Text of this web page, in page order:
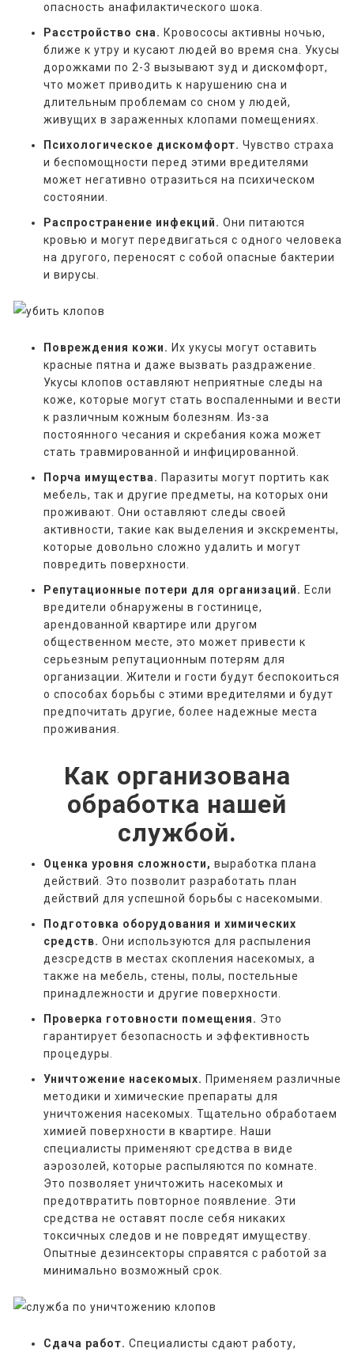
опасность анафилактического шока.
Расстройство сна. Кровососы активны ночью,
ближе к утру и кусают людей во время сна. Укусы
дорожками по 2-3 вызывают зуд и дискомфорт,
что может приводить к нарушению сна и
длительным проблемам со сном у людей,
живущих в зараженных клопами помещениях.
Психологическое дискомфорт. Чувство страха
и беспомощности перед этими вредителями
может негативно отразиться на психическом
состоянии.
Распространение инфекций. Они питаются
кровью и могут передвигаться с одного человека
на другого, переносят с собой опасные бактерии
и вирусы.
Повреждения кожи. Их укусы могут оставить
красные пятна и даже вызвать раздражение.
Укусы клопов оставляют неприятные следы на
коже, которые могут стать воспаленными и вести
к различным кожным болезням. Из-за
постоянного чесания и скребания кожа может
стать травмированной и инфицированной.
Порча имущества. Паразиты могут портить как
мебель, так и другие предметы, на которых они
проживают. Они оставляют следы своей
активности, такие как выделения и экскременты,
которые довольно сложно удалить и могут
повредить поверхности.
Репутационные потери для организаций. Если
вредители обнаружены в гостинице,
арендованной квартире или другом
общественном месте, это может привести к
серьезным репутационным потерям для
организации. Жители и гости будут беспокоиться
о способах борьбы с этими вредителями и будут
предпочитать другие, более надежные места
проживания.
Как организована
обработка нашей
службой.
Оценка уровня сложности, выработка плана
действий. Это позволит разработать план
действий для успешной борьбы с насекомыми.
Подготовка оборудования и химических
средств. Они используются для распыления
дезсредств в местах скопления насекомых, а
также на мебель, стены, полы, постельные
принадлежности и другие поверхности.
Проверка готовности помещения. Это
гарантирует безопасность и эффективность
процедуры.
Уничтожение насекомых. Применяем различные
методики и химические препараты для
уничтожения насекомых. Тщательно обработаем
химией поверхности в квартире. Наши
специалисты применяют средства в виде
аэрозолей, которые распыляются по комнате.
Это позволяет уничтожить насекомых и
предотвратить повторное появление. Эти
средства не оставят после себя никаких
токсичных следов и не повредят имуществу.
Опытные дезинсекторы справятся с работой за
минимально возможный срок.
Сдача работ. Специалисты сдают работу,